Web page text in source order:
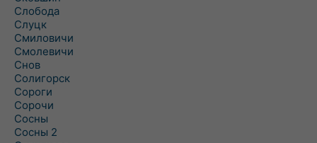
Слобода
Слуцк
Смиловичи
Смолевичи
Снов
Солигорск
Сороги
Сорочи
Сосны
Сосны 2